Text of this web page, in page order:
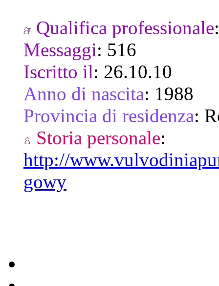
Qualifica professionale
Messaggi: 516
Iscritto il: 26.10.10
Anno di nascita: 1988
Provincia di residenza:
Storia personale:
http://
gowy